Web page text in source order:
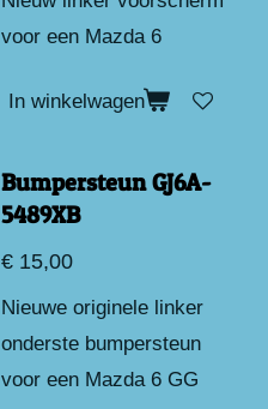
voor een Mazda 6
In winkelwagen
Bumpersteun GJ6A-
5489XB
€ 15,00
Nieuwe originele linker
onderste bumpersteun
voor een Mazda 6 GG